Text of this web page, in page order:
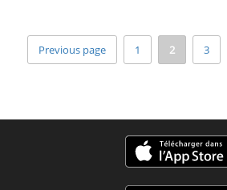
Previous page 1 2 3